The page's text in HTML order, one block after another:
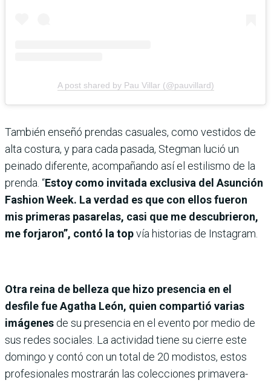
A post shared by Pau Villar (@pauvillard)
También enseñó prendas casuales, como vestidos de
alta costura, y para cada pasada, Stegman lució un
peinado diferente, acompañando así el estilismo de la
prenda. “Estoy como invitada exclusiva del Asunción
Fashion Week. La verdad es que con ellos fueron
mis primeras pasarelas, casi que me descubrieron,
me forjaron”, contó la topvía historias de Instagram.
Otra reina de belleza que hizo presencia en el
desfile fue Agatha León, quien compartió varias
imágenes de su presencia en el evento por medio de
sus redes sociales. La actividad tiene su cierre este
domingo y contó con un total de 20 modistos, estos
profesionales mostrarán las colecciones primavera-